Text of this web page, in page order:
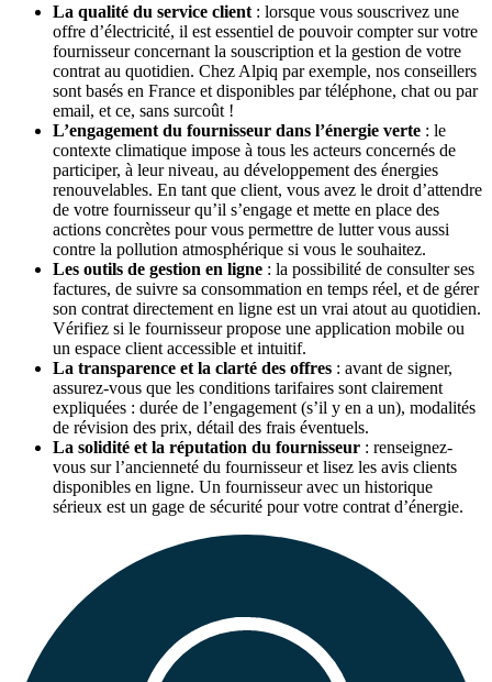
La qualité du service client : lorsque vous souscrivez une
offre d’électricité, il est essentiel de pouvoir compter sur votre
fournisseur concernant la souscription et la gestion de votre
contrat au quotidien. Chez Alpiq par exemple, nos conseillers
sont basés en France et disponibles par téléphone, chat ou par
email, et ce, sans surcoût !
L’engagement du fournisseur dans l’énergie verte : le
contexte climatique impose à tous les acteurs concernés de
participer, à leur niveau, au développement des énergies
renouvelables. En tant que client, vous avez le droit d’attendre
de votre fournisseur qu’il s’engage et mette en place des
actions concrètes pour vous permettre de lutter vous aussi
contre la pollution atmosphérique si vous le souhaitez.
Les outils de gestion en ligne : la possibilité de consulter ses
factures, de suivre sa consommation en temps réel, et de gérer
son contrat directement en ligne est un vrai atout au quotidien.
Vérifiez si le fournisseur propose une application mobile ou
un espace client accessible et intuitif.
La transparence et la clarté des offres : avant de signer,
assurez-vous que les conditions tarifaires sont clairement
expliquées : durée de l’engagement (s’il y en a un), modalités
de révision des prix, détail des frais éventuels.
La solidité et la réputation du fournisseur : renseignez-
vous sur l’ancienneté du fournisseur et lisez les avis clients
disponibles en ligne. Un fournisseur avec un historique
sérieux est un gage de sécurité pour votre contrat d’énergie.